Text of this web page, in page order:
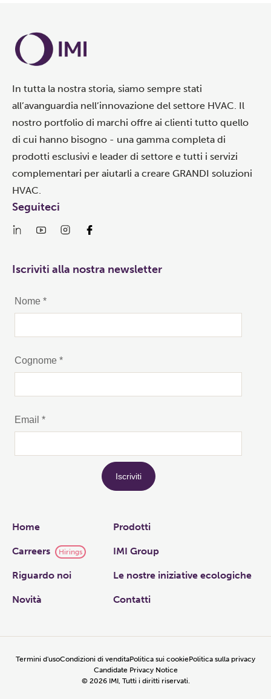
In tutta la nostra storia, siamo sempre stati
all’avanguardia nell’innovazione del settore HVAC. Il
nostro portfolio di marchi offre ai clienti tutto quello
di cui hanno bisogno - una gamma completa di
prodotti esclusivi e leader di settore e tutti i servizi
complementari per aiutarli a creare GRANDI soluzioni
HVAC.
Links
Home Prodotti
Carreers Hirings IMI Group
Riguardo noi Le nostre iniziative ecologiche
Novità Contatti
Seguiteci
Iscriviti alla nostra newsletter
© 2026 IMI, Tutti i diritti riservati.
Termini d'usoCondizioni di venditaPolitica sui cookiePolitica sulla privacy
Candidate Privacy Notice